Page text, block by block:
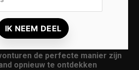
de perfecte manier zijn
opnieuw te ontdekken